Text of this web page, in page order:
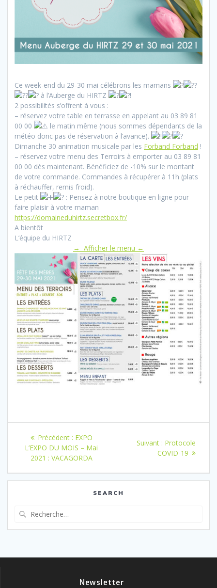
Ce week-end du 29-30 mai célébrons les mamans
à l’Auberge du HIRTZ
!
2 possibilités s’offrent à vous :
– réservez votre table en terrasse en appelant au 03 89 81
00 00
le matin même (nous sommes dépendants de la
météo donc pas de réservation à l’avance).
Dimanche 30 animation musicale par les Forband Forband !
– réservez votre menu des Terroirs à emporter au 03 89 81
00 00 dès maintenant. Bénéficiez de -10% sur le montant
de votre commande. Commandes à récupérer à 11h (plats
à réchauffer, remis froid).
Le petit
: Pensez à notre boutique en ligne pour
faire plaisir à votre maman
https://domaineduhirtz.secretbox.fr/
A bientôt
L’équipe du HIRTZ
→ Afficher le menu ←
Navigation
de
l’article
Précédent : Article
précédent
:
EXPO
L’EXPO DU MOIS – Mai
2021 : VACAGORDA
Suivant : Article
suivant
Protocole
COVID-19
SEARCH
:
Newsletter